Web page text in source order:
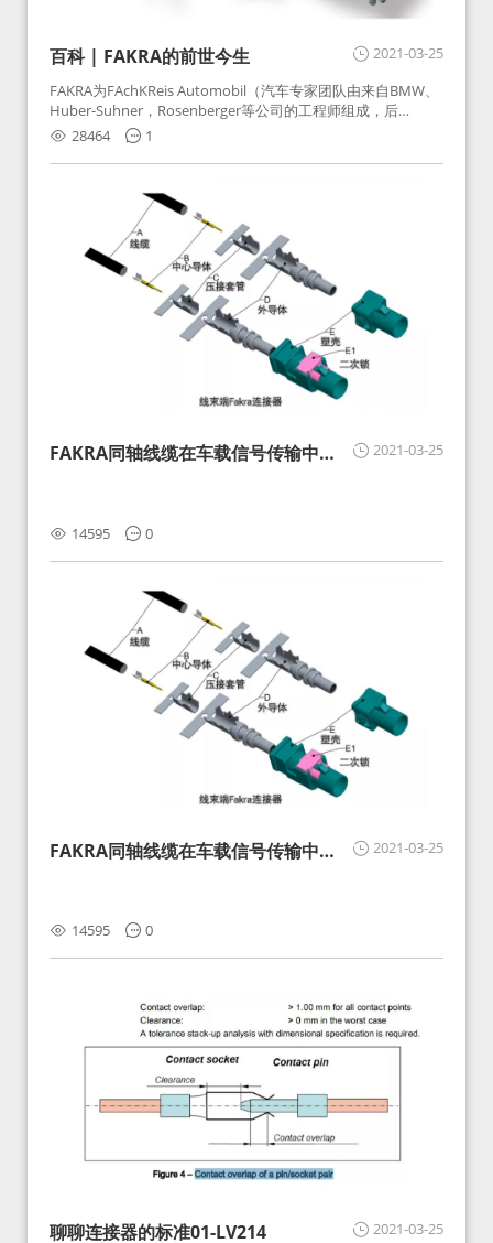
2021-03-25
百科 | FAKRA的前世今生
FAKRA为FAchKReis Automobil（汽车专家团队由来自BMW、
Huber-Suhner，Rosenberger等公司的工程师组成，后
Huber-Suhner相关连接器业务及技术在2010年并入
Rosenberger）缩写。起初为BMW需求用于车载收音机天线连
接，如今FAKRA已成为汽车行业通用标准的射频连接器，被业
28464 1
2021-03-25
FAKRA同轴线缆在车载信号传输中的
14595 0
2021-03-25
FAKRA同轴线缆在车载信号传输中的
14595 0
2021-03-25
聊聊连接器的标准01-LV214